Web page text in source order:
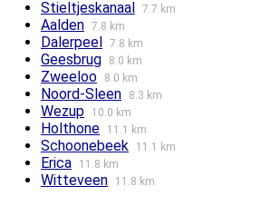
Stieltjeskanaal 7.7 km
Aalden 7.8 km
Dalerpeel 7.8 km
Geesbrug 8.0 km
Zweeloo 8.0 km
Noord-Sleen 8.3 km
Wezup 10.0 km
Holthone 11.1 km
Schoonebeek 11.1 km
Erica 11.8 km
Witteveen 11.8 km